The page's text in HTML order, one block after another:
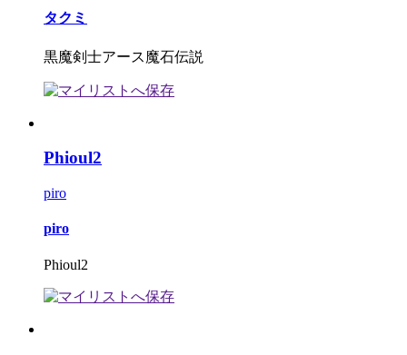
タクミ
黒魔剣士アース魔石伝説
Phioul2
piro
piro
Phioul2